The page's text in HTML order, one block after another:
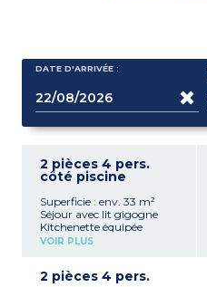
DATE D'ARRIVÉE :
2 pièces 4 pers.
côté piscine
Superficie : env. 33 m²
Séjour avec lit gigogne
Kitchenette équipée
(plaque vitrocéramique 4
ondes/gril, lave-vaisselle,
VOIR PLUS
2 pièces 4 pers.